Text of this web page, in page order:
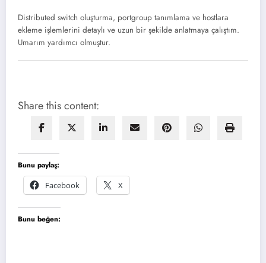
Distributed switch oluşturma, portgroup tanımlama ve hostlara
ekleme işlemlerini detaylı ve uzun bir şekilde anlatmaya çalıştım.
Umarım yardımcı olmuştur.
Share this content:
Bunu paylaş:
Facebook
X
Bunu beğen: